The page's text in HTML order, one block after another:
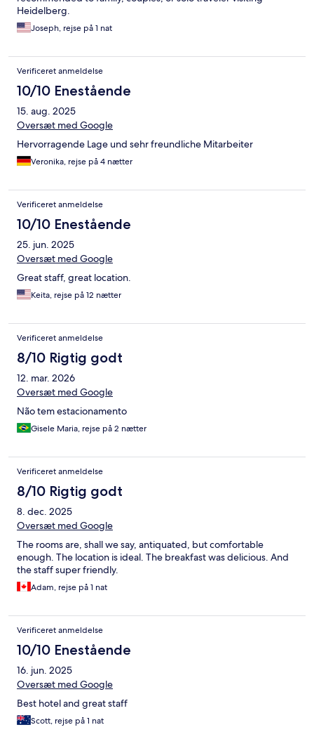
Heidelberg.
Joseph, rejse på 1 nat
Verificeret anmeldelse
10/10 Enestående
15. aug. 2025
Oversæt med Google
Hervorragende Lage und sehr freundliche Mitarbeiter
Veronika, rejse på 4 nætter
Verificeret anmeldelse
10/10 Enestående
25. jun. 2025
Oversæt med Google
Great staff, great location.
Keita, rejse på 12 nætter
Verificeret anmeldelse
8/10 Rigtig godt
12. mar. 2026
Oversæt med Google
Não tem estacionamento
Gisele Maria, rejse på 2 nætter
Verificeret anmeldelse
8/10 Rigtig godt
8. dec. 2025
Oversæt med Google
The rooms are, shall we say, antiquated, but comfortable
enough. The location is ideal. The breakfast was delicious. And
the staff super friendly.
Adam, rejse på 1 nat
Verificeret anmeldelse
10/10 Enestående
16. jun. 2025
Oversæt med Google
Best hotel and great staff
Scott, rejse på 1 nat